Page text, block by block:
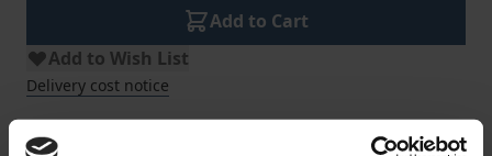
Add to Cart
Add to Wish List
Delivery cost notice